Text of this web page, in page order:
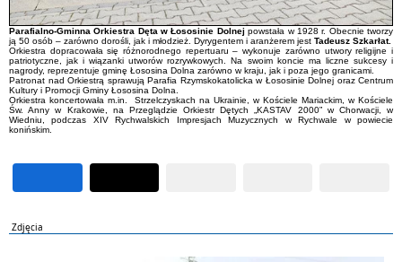
Parafialno-Gminna Orkiestra Dęta w Łososinie Dolnej powstała w 1928 r. Obecnie tworzy
ją 50 osób – zarówno dorośli, jak i młodzież. Dyrygentem i aranżerem jest Tadeusz Szkarłat.
Orkiestra dopracowała się różnorodnego repertuaru – wykonuje zarówno utwory religijne i
patriotyczne, jak i wiązanki utworów rozrywkowych. Na swoim koncie ma liczne sukcesy i
nagrody, reprezentuje gminę Łososina Dolna zarówno w kraju, jak i poza jego granicami.
Patronat nad Orkiestrą sprawują Parafia Rzymskokatolicka w Łososinie Dolnej oraz Centrum
Kultury i Promocji Gminy Łososina Dolna.
Orkiestra koncertowała m.in. Strzelczyskach na Ukrainie, w Kościele Mariackim, w Kościele
Św. Anny w Krakowie, na Przeglądzie Orkiestr Dętych „KASTAV 2000” w Chorwacji, w
Wiedniu, podczas XIV Rychwalskich Impresjach Muzycznych w Rychwale w powiecie
konińskim.
Zdjęcia